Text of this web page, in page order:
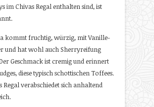
im Chivas Regal enthalten sind, ist
kommt fruchtig, würzig, mit Vanille-
und hat wohl auch Sherryreifung
Geschmack ist cremig und erinnert
diese typisch schottischen Toffees.
Regal verabschiedet sich anhaltend